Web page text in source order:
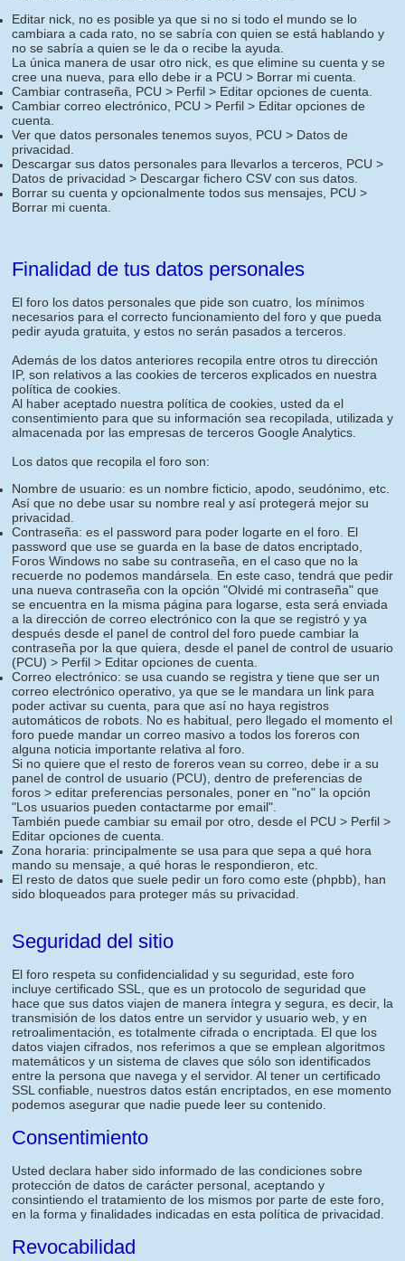
Editar nick, no es posible ya que si no si todo el mundo se lo
cambiara a cada rato, no se sabría con quien se está hablando y
no se sabría a quien se le da o recibe la ayuda.
La única manera de usar otro nick, es que elimine su cuenta y se
cree una nueva, para ello debe ir a PCU > Borrar mi cuenta.
Cambiar contraseña, PCU > Perfil > Editar opciones de cuenta.
Cambiar correo electrónico, PCU > Perfil > Editar opciones de
cuenta.
Ver que datos personales tenemos suyos, PCU > Datos de
privacidad.
Descargar sus datos personales para llevarlos a terceros, PCU >
Datos de privacidad > Descargar fichero CSV con sus datos.
Borrar su cuenta y opcionalmente todos sus mensajes, PCU >
Borrar mi cuenta.
Finalidad de tus datos personales
El foro los datos personales que pide son cuatro, los mínimos
necesarios para el correcto funcionamiento del foro y que pueda
pedir ayuda gratuita, y estos no serán pasados a terceros.
Además de los datos anteriores recopila entre otros tu dirección
IP, son relativos a las cookies de terceros explicados en nuestra
política de cookies.
Al haber aceptado nuestra política de cookies, usted da el
consentimiento para que su información sea recopilada, utilizada y
almacenada por las empresas de terceros Google Analytics.
Los datos que recopila el foro son:
Nombre de usuario: es un nombre ficticio, apodo, seudónimo, etc.
Así que no debe usar su nombre real y así protegerá mejor su
privacidad.
Contraseña: es el password para poder logarte en el foro. El
password que use se guarda en la base de datos encriptado,
Foros Windows no sabe su contraseña, en el caso que no la
recuerde no podemos mandársela. En este caso, tendrá que pedir
una nueva contraseña con la opción "Olvidé mi contraseña" que
se encuentra en la misma página para logarse, esta será enviada
a la dirección de correo electrónico con la que se registró y ya
después desde el panel de control del foro puede cambiar la
contraseña por la que quiera, desde el panel de control de usuario
(PCU) > Perfil > Editar opciones de cuenta.
Correo electrónico: se usa cuando se registra y tiene que ser un
correo electrónico operativo, ya que se le mandara un link para
poder activar su cuenta, para que así no haya registros
automáticos de robots. No es habitual, pero llegado el momento el
foro puede mandar un correo masivo a todos los foreros con
alguna noticia importante relativa al foro.
Si no quiere que el resto de foreros vean su correo, debe ir a su
panel de control de usuario (PCU), dentro de preferencias de
foros > editar preferencias personales, poner en "no" la opción
"Los usuarios pueden contactarme por email".
También puede cambiar su email por otro, desde el PCU > Perfil >
Editar opciones de cuenta.
Zona horaria: principalmente se usa para que sepa a qué hora
mando su mensaje, a qué horas le respondieron, etc.
El resto de datos que suele pedir un foro como este (phpbb), han
sido bloqueados para proteger más su privacidad.
Seguridad del sitio
El foro respeta su confidencialidad y su seguridad, este foro
incluye certificado SSL, que es un protocolo de seguridad que
hace que sus datos viajen de manera íntegra y segura, es decir, la
transmisión de los datos entre un servidor y usuario web, y en
retroalimentación, es totalmente cifrada o encriptada. El que los
datos viajen cifrados, nos referimos a que se emplean algoritmos
matemáticos y un sistema de claves que sólo son identificados
entre la persona que navega y el servidor. Al tener un certificado
SSL confiable, nuestros datos están encriptados, en ese momento
podemos asegurar que nadie puede leer su contenido.
Consentimiento
Usted declara haber sido informado de las condiciones sobre
protección de datos de carácter personal, aceptando y
consintiendo el tratamiento de los mismos por parte de este foro,
en la forma y finalidades indicadas en esta política de privacidad.
Revocabilidad